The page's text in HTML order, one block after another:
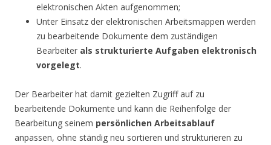
elektronischen Akten aufgenommen;
Unter Einsatz der elektronischen Arbeitsmappen werden
zu bearbeitende Dokumente dem zuständigen
Bearbeiter als strukturierte Aufgaben elektronisch
vorgelegt.
Der Bearbeiter hat damit gezielten Zugriff auf zu
bearbeitende Dokumente und kann die Reihenfolge der
Bearbeitung seinem persönlichen Arbeitsablauf
anpassen, ohne ständig neu sortieren und strukturieren zu